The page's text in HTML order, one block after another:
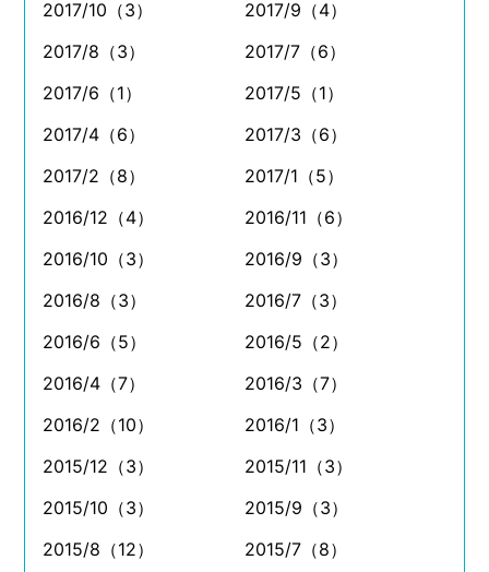
2017/10（3）
2017/9（4）
2017/8（3）
2017/7（6）
2017/6（1）
2017/5（1）
2017/4（6）
2017/3（6）
2017/2（8）
2017/1（5）
2016/12（4）
2016/11（6）
2016/10（3）
2016/9（3）
2016/8（3）
2016/7（3）
2016/6（5）
2016/5（2）
2016/4（7）
2016/3（7）
2016/2（10）
2016/1（3）
2015/12（3）
2015/11（3）
2015/10（3）
2015/9（3）
2015/8（12）
2015/7（8）